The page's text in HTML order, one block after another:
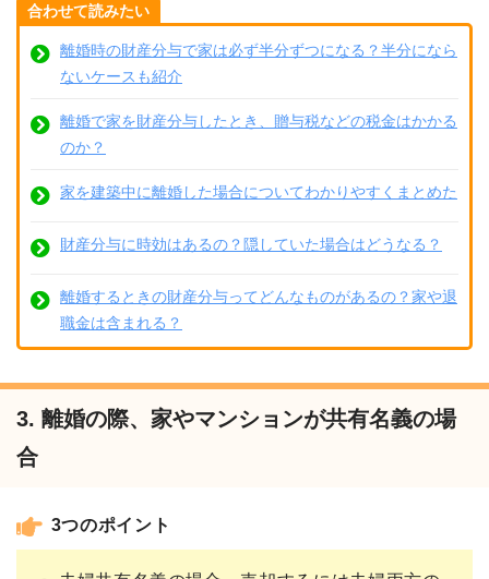
合わせて読みたい
離婚時の財産分与で家は必ず半分ずつになる？半分になら
ないケースも紹介
離婚で家を財産分与したとき、贈与税などの税金はかかる
のか？
家を建築中に離婚した場合についてわかりやすくまとめた
財産分与に時効はあるの？隠していた場合はどうなる？
離婚するときの財産分与ってどんなものがあるの？家や退
職金は含まれる？
3. 離婚の際、家やマンションが共有名義の場
合
3つのポイント